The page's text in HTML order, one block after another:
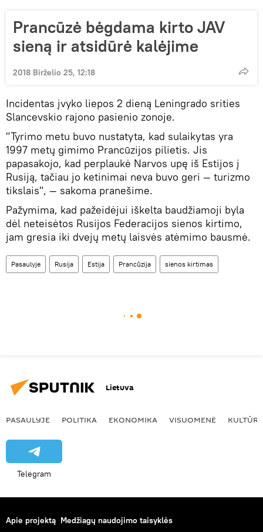
Prancūzė bėgdama kirto JAV
sieną ir atsidūrė kalėjime
2018 Birželio 25, 12:18
Incidentas įvyko liepos 2 dieną Leningrado srities
Slancevskio rajono pasienio zonoje.
"Tyrimo metu buvo nustatyta, kad sulaikytas yra
1997 metų gimimo Prancūzijos pilietis. Jis
papasakojo, kad perplaukė Narvos upę iš Estijos į
Rusiją, tačiau jo ketinimai neva buvo geri — turizmo
tikslais", — sakoma pranešime.
Pažymima, kad pažeidėjui iškelta baudžiamoji byla
dėl neteisėtos Rusijos Federacijos sienos kirtimo,
jam gresia iki dvejų metų laisvės atėmimo bausmė.
Pasaulyje Rusija Estija Prancūzija sienos kirtimas
Lietuva
PASAULYJE POLITIKA EKONOMIKA VISUOMENĖ KULTŪRA
Telegram
Apie projektą Medžiagų naudojimo taisyklės